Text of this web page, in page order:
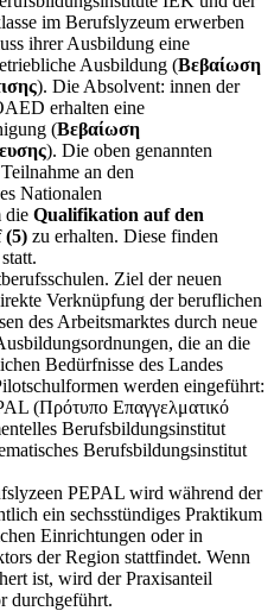
im Berufslyzeum erwerben
ihrer Ausbildung eine
Ausbildung (Βεβαίωση
). Die Absolvent: innen der
erhalten eine
(Βεβαίωση
). Die oben genannten
an den
Nationalen
die Qualifikation auf den
(5) zu erhalten. Diese finden
Ziel der neuen
Verknüpfung der beruflichen
des Arbeitsmarktes durch neue
die an die
Bedürfnisse des Landes
werden eingeführt:
(Πρότυπο Επαγγελματικό
Berufsbildungsinstitut
Berufsbildungsinstitut
PEPAL wird während der
ein sechsstündiges Praktikum
Einrichtungen oder in
der Region stattfindet. Wenn
ist, wird der Praxisanteil
durchgeführt.